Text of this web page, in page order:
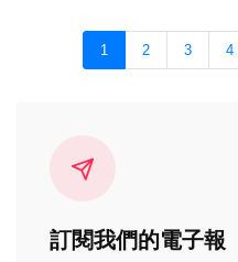
1 2 3 4
訂閱我們的電子報